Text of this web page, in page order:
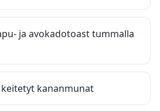
ja avokadotoast tummalla
kananmunat